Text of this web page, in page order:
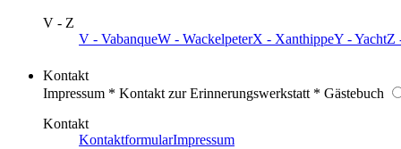
V - Z
V - VabanqueW - WackelpeterX - XanthippeY - YachtZ
Kontakt
Impressum * Kontakt zur Erinnerungswerkstatt * Gästebuch
Kontakt
KontaktformularImpressum